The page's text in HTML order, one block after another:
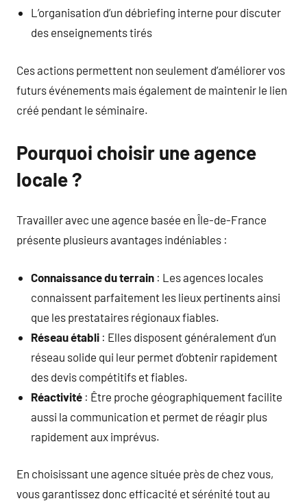
L’organisation d’un débriefing interne pour discuter
des enseignements tirés
Ces actions permettent non seulement d’améliorer vos
futurs événements mais également de maintenir le lien
créé pendant le séminaire.
Pourquoi choisir une agence
locale ?
Travailler avec une agence basée en Île-de-France
présente plusieurs avantages indéniables :
Connaissance du terrain : Les agences locales
connaissent parfaitement les lieux pertinents ainsi
que les prestataires régionaux fiables.
Réseau établi : Elles disposent généralement d’un
réseau solide qui leur permet d’obtenir rapidement
des devis compétitifs et fiables.
Réactivité : Être proche géographiquement facilite
aussi la communication et permet de réagir plus
rapidement aux imprévus.
En choisissant une agence située près de chez vous,
vous garantissez donc efficacité et sérénité tout au